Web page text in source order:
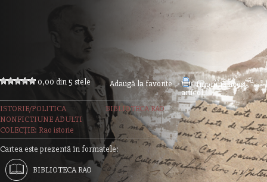
0,00 din 5 stele Adaugă la favorite
Imprimă acest
articol
ISTORIE/POLITICA
BIBLIOTECA RAO
NONFICTIUNE ADULTI
COLECȚIE: Rao istorie
Cartea este prezentă în formatele:
BIBLIOTECA RAO